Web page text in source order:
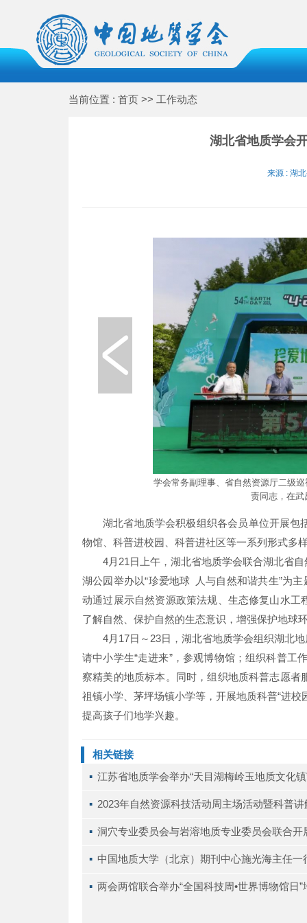
当前位置 : 首页 >> 工作动态
湖北省地质学会
来源 : 湖
学会常务副理事、省自然资源厅二级
责同志，在
湖北省地质学会积极组织各会员单位开展包
物馆、科普进校园、科普进社区等一系列形式多
4月21日上午，湖北省地质学会联合湖北省
湖公园举办以“珍爱地球 人与自然和谐共生”为
动通过展示自然资源政策法规、生态修复山水
了解自然、保护自然的生态意识，增强保护地球
4月17日～23日，湖北省地质学会组织湖北
请中小学生“走进来”，参观博物馆；组织科普工
察精美的地质标本。同时，组织地质科普志愿
祖镇小学、茅坪场镇小学等，开展地质科普“进
提高孩子们地学兴趣。
相关链接
▪ 江苏省地质学会举办“天目湖梅岭玉地质文化
▪ 2023年自然资源科技活动周主场活动暨科普
▪ 洞穴专业委员会与岩溶地质专业委员会联合
▪ 中国地质大学（北京）期刊中心施光海主任
▪ 两会两馆联合举办“全国科技周•世界博物馆日